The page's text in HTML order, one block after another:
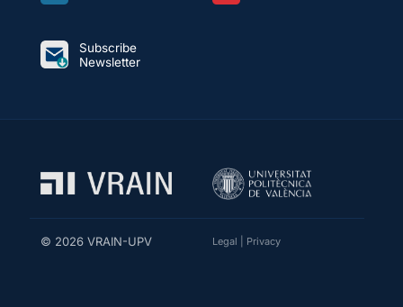
Subscribe
Newsletter
© 2026 VRAIN-UPV Legal Privacy